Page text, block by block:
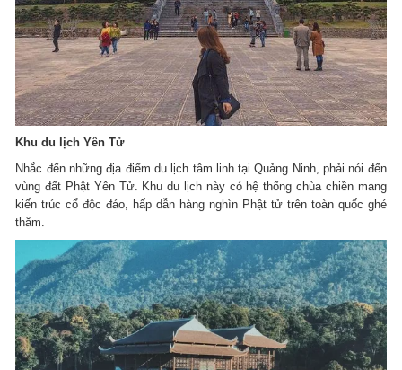
Khu du lịch Yên Tử
Nhắc đến những địa điểm du lịch tâm linh tại Quảng Ninh, phải nói đến
vùng đất Phật Yên Tử. Khu du lịch này có hệ thống chùa chiền mang
kiến trúc cổ độc đáo, hấp dẫn hàng nghìn Phật tử trên toàn quốc ghé
thăm.